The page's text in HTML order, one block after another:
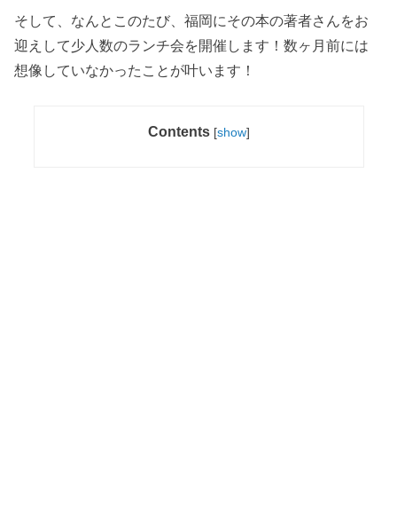
そして、なんとこのたび、福岡にその本の著者さんをお
迎えして少人数のランチ会を開催します！数ヶ月前には
想像していなかったことが叶います！
Contents [show]